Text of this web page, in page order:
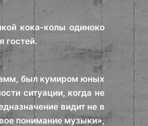
кока-колы одиноко
гостей.
был кумиром юных
ситуации, когда не
видит не в
понимание музыки»,